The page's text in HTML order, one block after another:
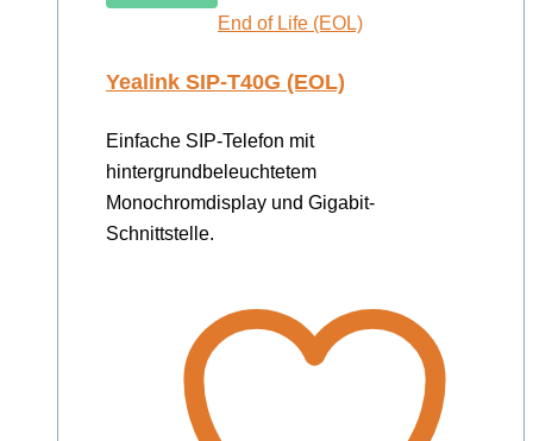
End of Life (EOL)
Yealink SIP-T40G (EOL)
Einfache SIP-Telefon mit
hintergrundbeleuchtetem
Monochromdisplay und Gigabit-
Schnittstelle.